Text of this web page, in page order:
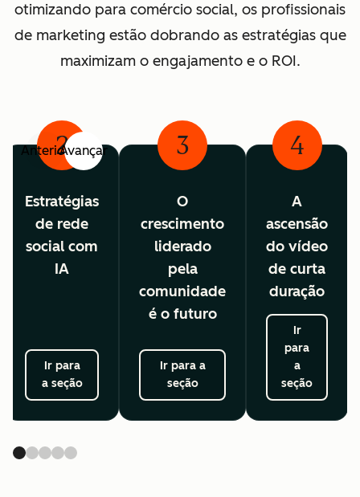
otimizando para comércio social, os profissionais
de marketing estão dobrando as estratégias que
maximizam o engajamento e o ROI.
AnteriorAvançar
2
Estratégias
de rede
social com
IA
Ir para
a seção
3
O
crescimento
liderado
pela
comunidade
é o futuro
Ir para a
seção
4
A
ascensão
do vídeo
de curta
duração
Ir
para
a
seção